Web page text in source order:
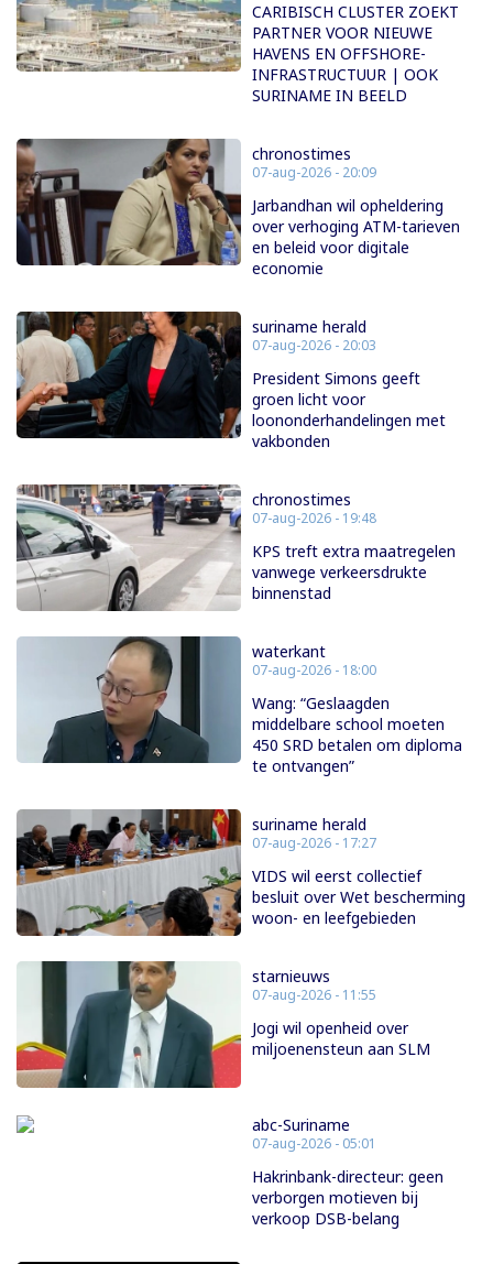
CARIBISCH CLUSTER ZOEKT
PARTNER VOOR NIEUWE
HAVENS EN OFFSHORE-
INFRASTRUCTUUR | OOK
SURINAME IN BEELD
chronostimes
07-aug-2026 - 20:09
Jarbandhan wil opheldering
over verhoging ATM-tarieven
en beleid voor digitale
economie
suriname herald
07-aug-2026 - 20:03
President Simons geeft
groen licht voor
loononderhandelingen met
vakbonden
chronostimes
07-aug-2026 - 19:48
KPS treft extra maatregelen
vanwege verkeersdrukte
binnenstad
waterkant
07-aug-2026 - 18:00
Wang: “Geslaagden
middelbare school moeten
450 SRD betalen om diploma
te ontvangen”
suriname herald
07-aug-2026 - 17:27
VIDS wil eerst collectief
besluit over Wet bescherming
woon- en leefgebieden
starnieuws
07-aug-2026 - 11:55
Jogi wil openheid over
miljoenensteun aan SLM
abc-Suriname
07-aug-2026 - 05:01
Hakrinbank-directeur: geen
verborgen motieven bij
verkoop DSB-belang